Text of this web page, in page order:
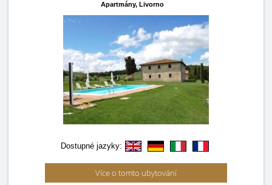
Apartmány, Livorno
Dostupné jazyky:
Více o tomto ubytování